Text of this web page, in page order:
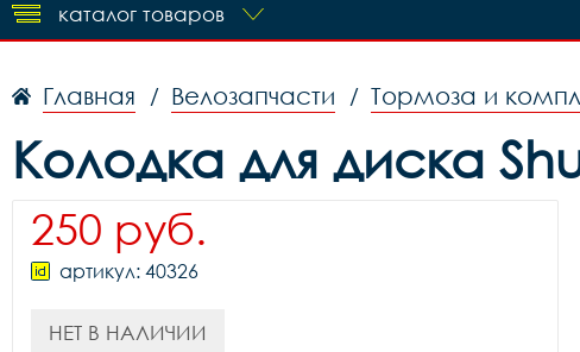
каталог товаров
Главная / Велозапчасти / Тормоза и
Колодка для диска
250 руб.
артикул: 40326
НЕТ В НАЛИЧИИ